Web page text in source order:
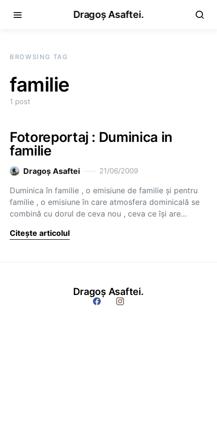
Dragoș Asaftei.
BROWSING TAG
familie
1 post
Fotoreportaj : Duminica in
familie
Dragoş Asaftei 21/06/2009
Duminica în familie , o emisiune de familie şi pentru
familie , o emisiune în care atmosfera dominicală se
combină cu dorul de ceva nou , ceva ce îşi are…
Citește articolul
Dragoș Asaftei.